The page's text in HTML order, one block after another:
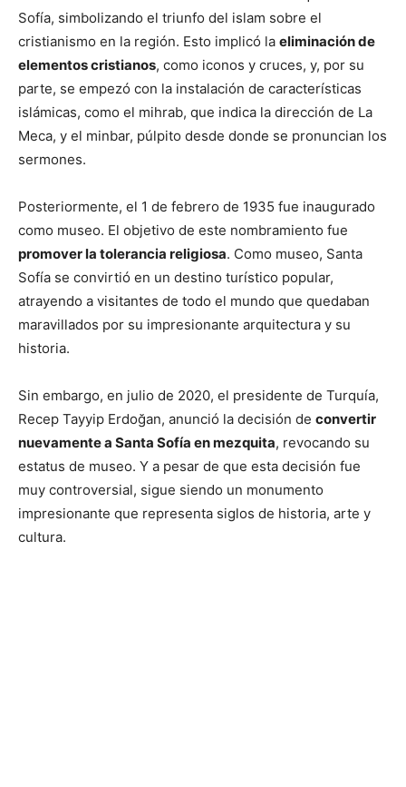
Sofía, simbolizando el triunfo del islam sobre el
cristianismo en la región. Esto implicó la eliminación de
elementos cristianos, como iconos y cruces, y, por su
parte, se empezó con la instalación de características
islámicas, como el mihrab, que indica la dirección de La
Meca, y el minbar, púlpito desde donde se pronuncian los
sermones.
Posteriormente, el 1 de febrero de 1935 fue inaugurado
como museo. El objetivo de este nombramiento fue
promover la tolerancia religiosa. Como museo, Santa
Sofía se convirtió en un destino turístico popular,
atrayendo a visitantes de todo el mundo que quedaban
maravillados por su impresionante arquitectura y su
historia.
Sin embargo, en julio de 2020, el presidente de Turquía,
Recep Tayyip Erdoğan, anunció la decisión de convertir
nuevamente a Santa Sofía en mezquita, revocando su
estatus de museo. Y a pesar de que esta decisión fue
muy controversial, sigue siendo un monumento
impresionante que representa siglos de historia, arte y
cultura.